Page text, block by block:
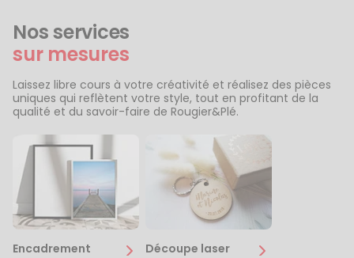
Nos services
sur mesures
Laissez libre cours à votre créativité et réalisez des pièces
uniques qui reflètent votre style, tout en profitant de la
qualité et du savoir-faire de Rougier&Plé.
Encadrement Découpe laser